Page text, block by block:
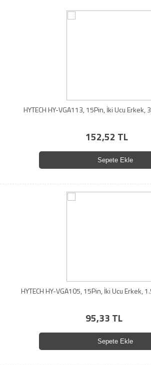
HYTECH HY-VGA113, 15Pin, İki Ucu Erkek,
152,52 TL
Sepete Ekle
HYTECH HY-VGA105, 15Pin, İki Ucu Erkek,
95,33 TL
Sepete Ekle